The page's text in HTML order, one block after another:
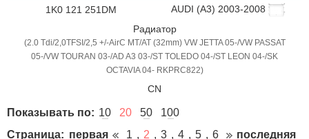
1K0 121 251DM
AUDI (A3) 2003-2008
Радиатор
(2.0 Tdi/2,0TFSI/2,5 +/-AirC MT/AT (32mm) VW JETTA 05-/VW PASSAT
05-/VW TOURAN 03-/AD A3 03-/ST TOLEDO 04-/ST LEON 04-/SK
OCTAVIA 04- RKPRC822)
CN
Показывать по: 10 20 50
100
Страница: первая 1 2 3 4 5 6 последняя